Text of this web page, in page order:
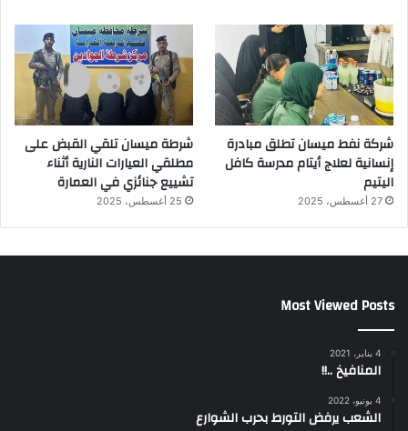
شركة نفط ميسان تطلق مبادرة
إنسانية لعلاج أيتام مدرسة كافل
اليتيم
27 أغسطس، 2025
شرطة ميسان تلقي القبض على
مطلقي العيارات النارية أثناء
تشييع جنائزي في العمارة
25 أغسطس، 2025
Most Viewed Posts
4 يناير، 2021
المنافيخ ..!!
4 يونيو، 2022
الشعب يرفض التورط بحرب الشوارع